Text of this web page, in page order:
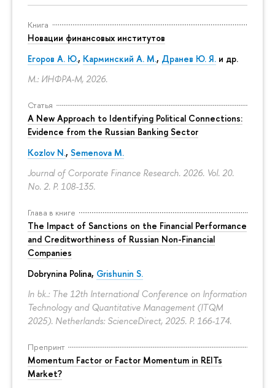
Книга
Новации финансовых институтов
Егоров А. Ю., Карминский А. М., Дранев Ю. Я. и др.
М.: ИНФРА-М, 2026.
Статья
A New Approach to Identifying Political Connections:
Evidence from the Russian Banking Sector
Kozlov N., Semenova M.
Journal of Corporate Finance Research. 2026. Vol. 20.
No. 2. P. 108-135.
Глава в книге
The Impact of Sanctions on the Financial Performance
and Creditworthiness of Russian Non-Financial
Companies
Dobrynina Polina, Grishunin S.
In bk.: The 12th International Conference on Information
Technology and Quantitative Management (ITQM
2025). Netherlands: ScienceDirect, 2025. P. 166-174.
Препринт
Momentum Factor or Factor Momentum in REITs
Market?